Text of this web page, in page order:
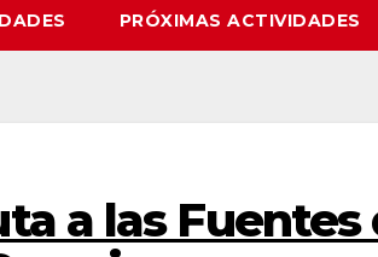
PRÓXIMAS ACTIVIDADES
a las Fuentes